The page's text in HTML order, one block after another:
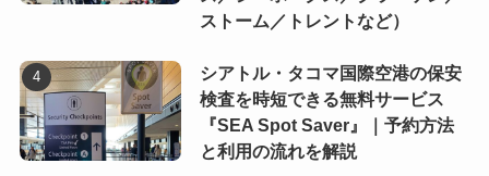
ストーム／トレントなど）
シアトル・タコマ国際空港の保安
検査を時短できる無料サービス
『SEA Spot Saver』｜予約方法
と利用の流れを解説